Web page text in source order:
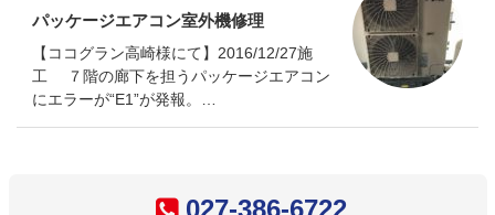
パッケージエアコン室外機修理
【ココグラン高崎様にて】2016/12/27施
工 ７階の廊下を担うパッケージエアコン
にエラーが“E1”が発報。…
027-386-6722